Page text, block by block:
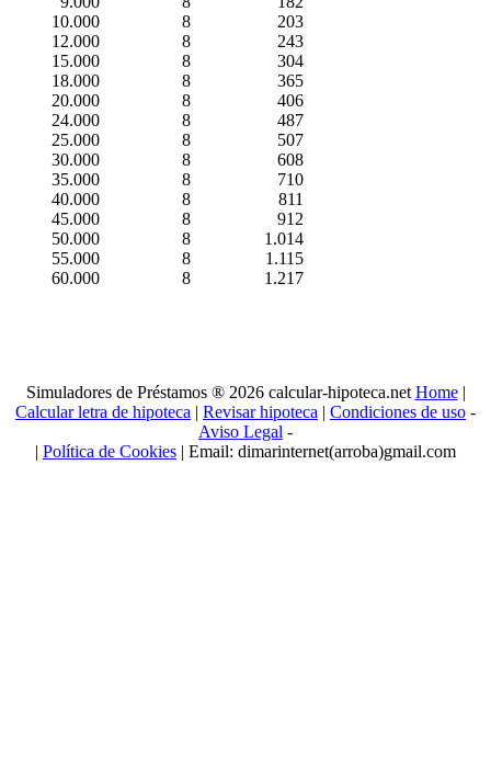
10.000
8
203
12.000
8
243
15.000
8
304
18.000
8
365
20.000
8
406
24.000
8
487
25.000
8
507
30.000
8
608
35.000
8
710
40.000
8
811
45.000
8
912
50.000
8
1.014
55.000
8
1.115
60.000
8 1.217
Simuladores de Préstamos ® 2026 calcular-hipoteca.net Home|
Calcular letra de hipoteca | Revisar hipoteca | Condiciones de uso -
Aviso Legal -
| Política de Cookies | Email: dimarinternet(arroba)gmail.com